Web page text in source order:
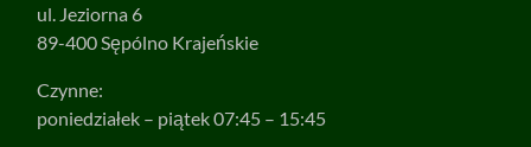
ul. Jeziorna 6
89-400 Sępólno Krajeńskie
Czynne:
poniedziałek – piątek 07:45 – 15:45